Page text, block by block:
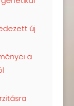
új
a